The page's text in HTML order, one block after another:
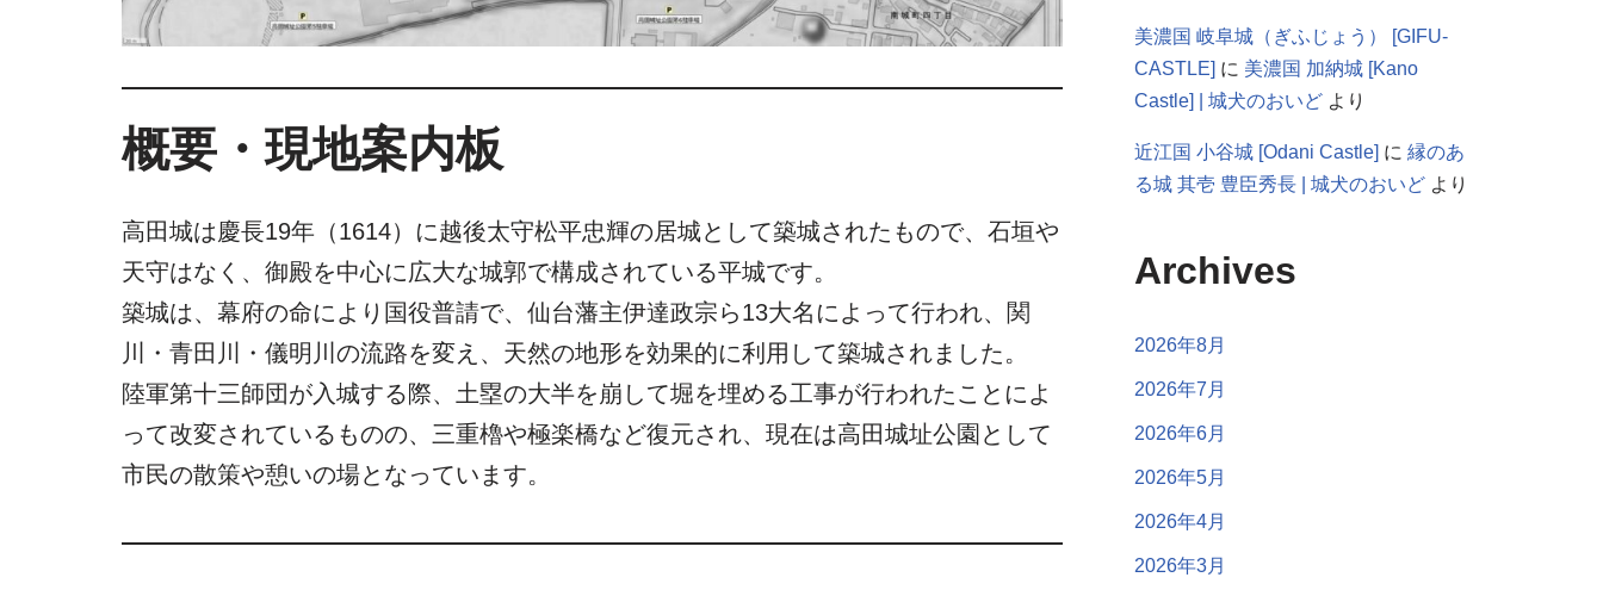
概要・現地案内板
高田城は慶長19年（1614）に越後太守松平忠輝の居城として築城されたもので、石垣や
天守はなく、御殿を中心に広大な城郭で構成されている平城です。
築城は、幕府の命により国役普請で、仙台藩主伊達政宗ら13大名によって行われ、関
川・青田川・儀明川の流路を変え、天然の地形を効果的に利用して築城されました。
陸軍第十三師団が入城する際、土塁の大半を崩して堀を埋める工事が行われたことによ
って改変されているものの、三重櫓や極楽橋など復元され、現在は高田城址公園として
市民の散策や憩いの場となっています。
美濃国 岐阜城（ぎふじょう） [GIFU-
CASTLE] に 美濃国 加納城 [Kano
Castle] | 城犬のおいど より
近江国 小谷城 [Odani Castle] に 縁のあ
る城 其壱 豊臣秀長 | 城犬のおいど より
Archives
2026年8月
2026年7月
2026年6月
2026年5月
2026年4月
2026年3月